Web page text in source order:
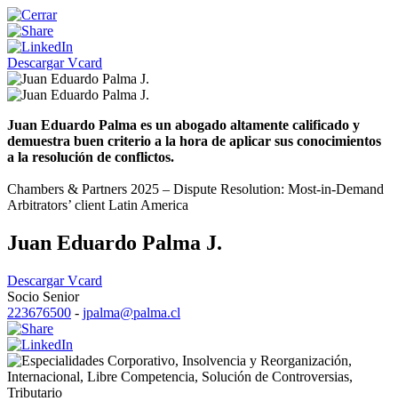
Descargar Vcard
Juan Eduardo Palma es un abogado altamente calificado y
demuestra buen criterio a la hora de aplicar sus conocimientos
a la resolución de conflictos.
Chambers & Partners 2025 – Dispute Resolution: Most-in-Demand
Arbitrators’ client Latin America
Juan Eduardo Palma J.
Descargar Vcard
Socio Senior
223676500 - jpalma@palma.cl
Corporativo, Insolvencia y Reorganización,
Internacional, Libre Competencia, Solución de Controversias,
Tributario